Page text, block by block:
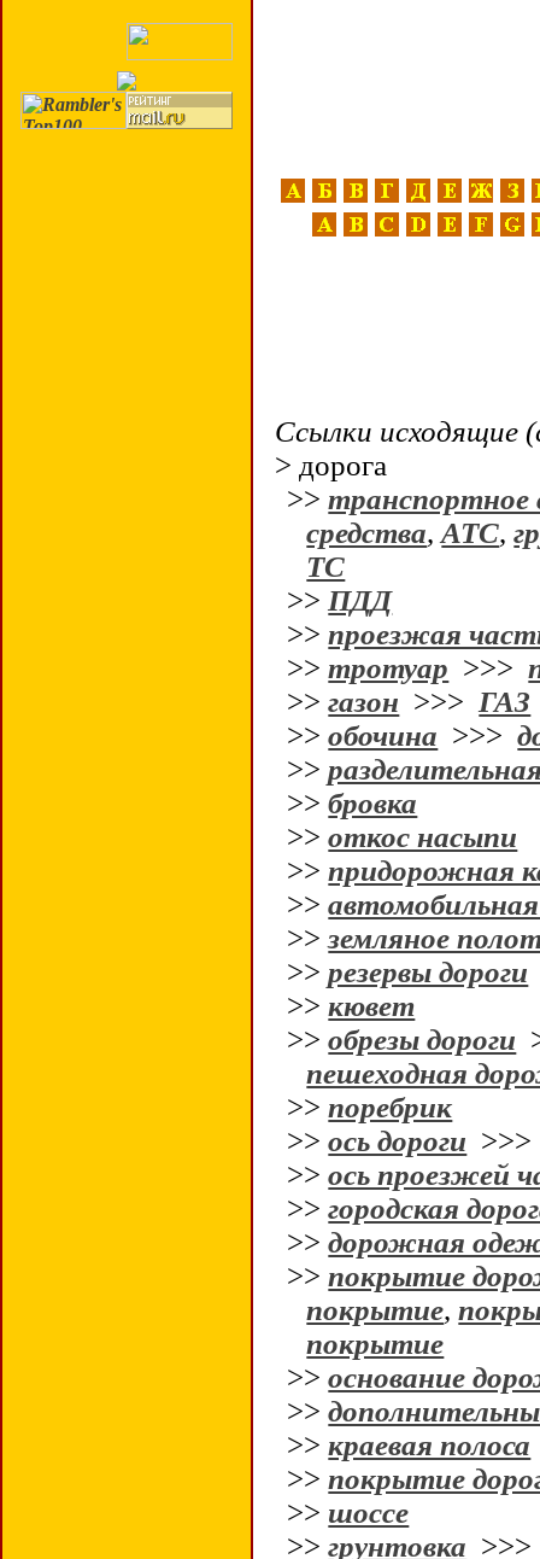
Ссылки исходящие
> дорога
>>транспортное
средства,АТС,
ТС
>> ПДД
>>проезжая
>>тротуар >>>
>>газон >>> ГАЗ
>>обочина >>>
>>
>>бровка
>>откос насыпи
>>придорожная
>>
>>земляное
>>резервы дороги
>>кювет
>>обрезы дороги
пешеходная
>>поребрик
>>ось дороги
>>ось проезжей
>>городская
>>дорожная
>>покрытие
покрытие,
покрытие
>>основание
>>
>>краевая полоса
>>покрытие
>> шоссе
>>грунтовка